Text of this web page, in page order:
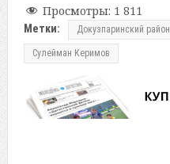
Просмотры: 1 811
Метки: Докузпаринский район
Сулейман Керимов